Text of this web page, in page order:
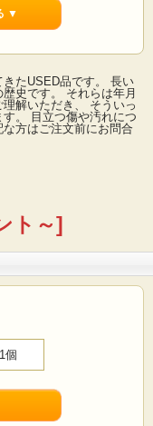
ウルです。ニルストーソン
されたシリーズです。鳥や
。こちらはデンマーク出身
を生けていただくのにお
現象として、貫入が全体的
▼
たUSED品です。 長い
史です。 それらは年月
解いただき、 そういっ
。 目立つ傷や汚れにつ
方はご注文前にお問合
ト～]
1個